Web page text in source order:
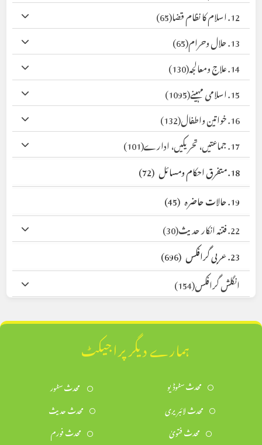
12. اسلام کا نظام قضا
(65)
13. حلال وحرام
(65)
14. علاج ومعالجہ
(130)
15. اسلامی مہینے
(1095)
16. خواتین واطفال
(132)
17. جماعتیں، تحریکیں، ادارے
(101)
18. متفرق احکام ومسائل
(72)
19. حالات حاضرہ
(45)
22. فتنہ انکار حدیث
(30)
23. عربی گرافکس
(696)
انگلش گرافکس(154)
ہمارے دیگر پراجیکٹ
محدث سٹوڈیو
محدث سٹور
محدث لائبریری
محدث حدیث
محدث فتویٰ
محدث فورم